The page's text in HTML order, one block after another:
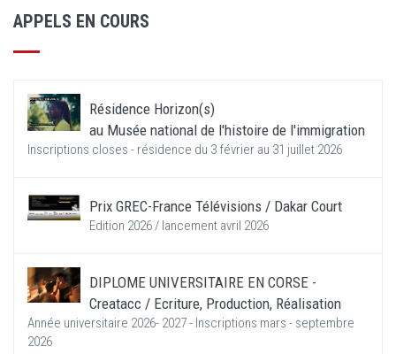
APPELS EN COURS
Résidence Horizon(s)
au Musée national de l'histoire de l'immigration
Inscriptions closes - résidence du 3 février au 31 juillet 2026
Prix GREC-France Télévisions / Dakar Court
Edition 2026 / lancement avril 2026
DIPLOME UNIVERSITAIRE EN CORSE -
Creatacc / Ecriture, Production, Réalisation
Année universitaire 2026- 2027 - Inscriptions mars - septembre
2026